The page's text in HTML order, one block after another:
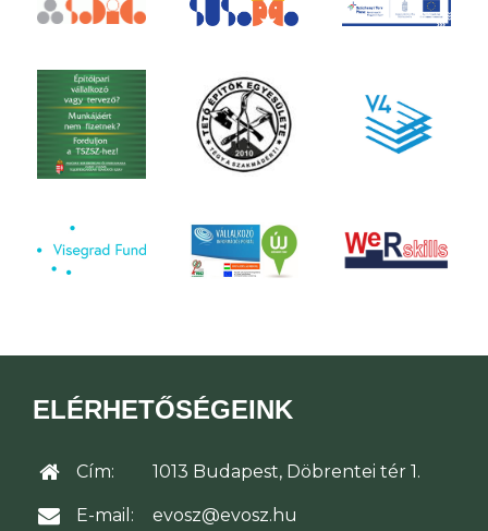
ELÉRHETŐSÉGEINK
Cím: 1013 Budapest, Döbrentei tér 1.
E-mail: evosz@evosz.hu